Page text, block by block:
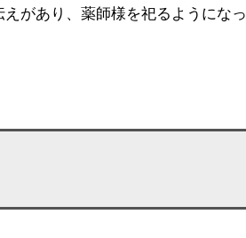
があり、薬師様を祀るようになっ